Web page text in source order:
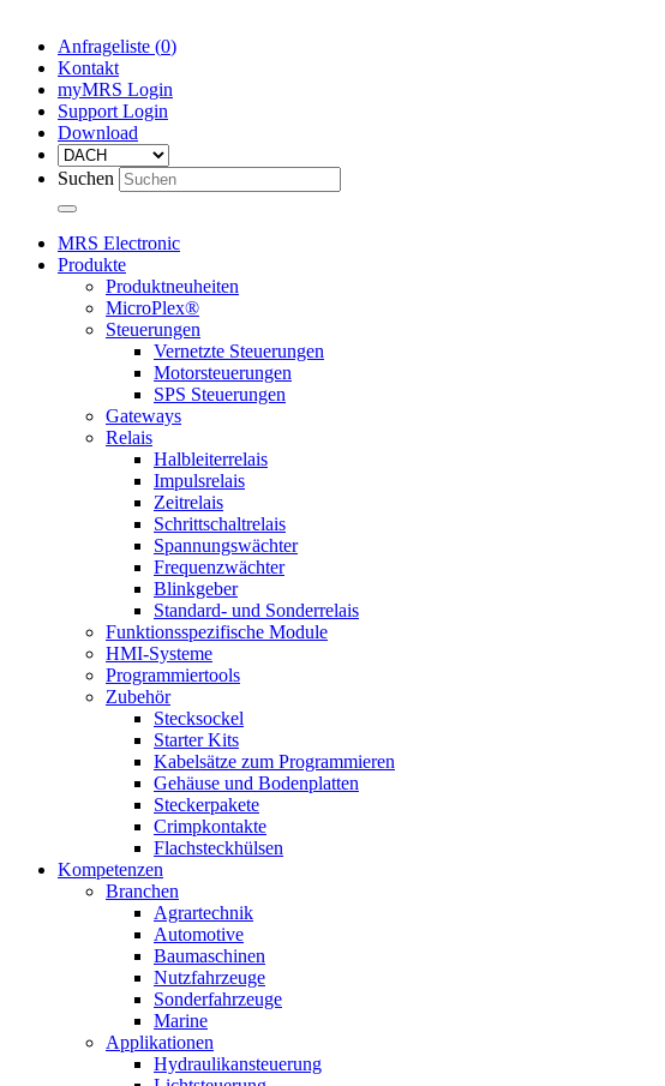
Anfrageliste (0)
Kontakt
myMRS Login
Support Login
Download
Suchen
MRS Electronic
Produkte
Produktneuheiten
MicroPlex®
Steuerungen
Vernetzte Steuerungen
Motorsteuerungen
SPS Steuerungen
Gateways
Relais
Halbleiterrelais
Impulsrelais
Zeitrelais
Schrittschaltrelais
Spannungswächter
Frequenzwächter
Blinkgeber
Standard- und Sonderrelais
Funktionsspezifische Module
HMI-Systeme
Programmiertools
Zubehör
Stecksockel
Starter Kits
Kabelsätze zum Programmieren
Gehäuse und Bodenplatten
Steckerpakete
Crimpkontakte
Flachsteckhülsen
Kompetenzen
Branchen
Agrartechnik
Automotive
Baumaschinen
Nutzfahrzeuge
Sonderfahrzeuge
Marine
Applikationen
Hydraulikansteuerung